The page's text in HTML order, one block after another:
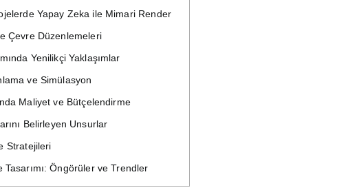
Yapay Zeka ile Mimari Render
Çevre Düzenlemeleri
Yenilikçi Yaklaşımlar
ve Simülasyon
Maliyet ve Bütçelendirme
Belirleyen Unsurlar
Stratejileri
Öngörüler ve Trendler